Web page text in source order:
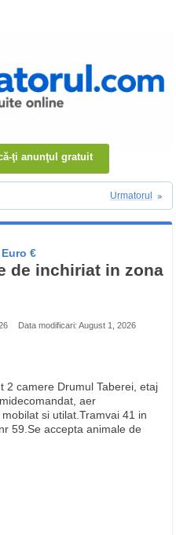
ţi anunţul gratuit
Urmatorul
€
de inchiriat in zona
Data modificari: August 1, 2026
2 camere Drumul Taberei, etaj
aer
si utilat.Tramvai 41 in
59.Se accepta animale de